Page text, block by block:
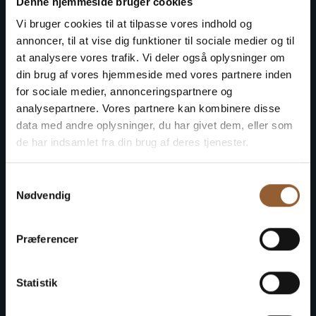
Vi bruger cookies til at tilpasse vores indhold og
annoncer, til at vise dig funktioner til sociale medier og til
at analysere vores trafik. Vi deler også oplysninger om
din brug af vores hjemmeside med vores partnere inden
for sociale medier, annonceringspartnere og
analysepartnere. Vores partnere kan kombinere disse
data med andre oplysninger, du har givet dem, eller som
de har indsamlet fra din brug af deres tjenester.
Nødvendig
Præferencer
Statistik
Platin
699 KR
12 måneders fri adgang til alle vores
Kan benyttes til Bork Vikingemarked,